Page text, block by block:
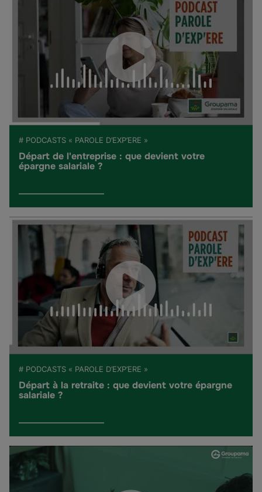
# PODCASTS « PAROLE D’EXP’ERE »
Départ de l'entreprise : que devient votre
épargne salariale ?
# PODCASTS « PAROLE D’EXP’ERE »
Départ à la retraite : que devient votre épargne
salariale ?